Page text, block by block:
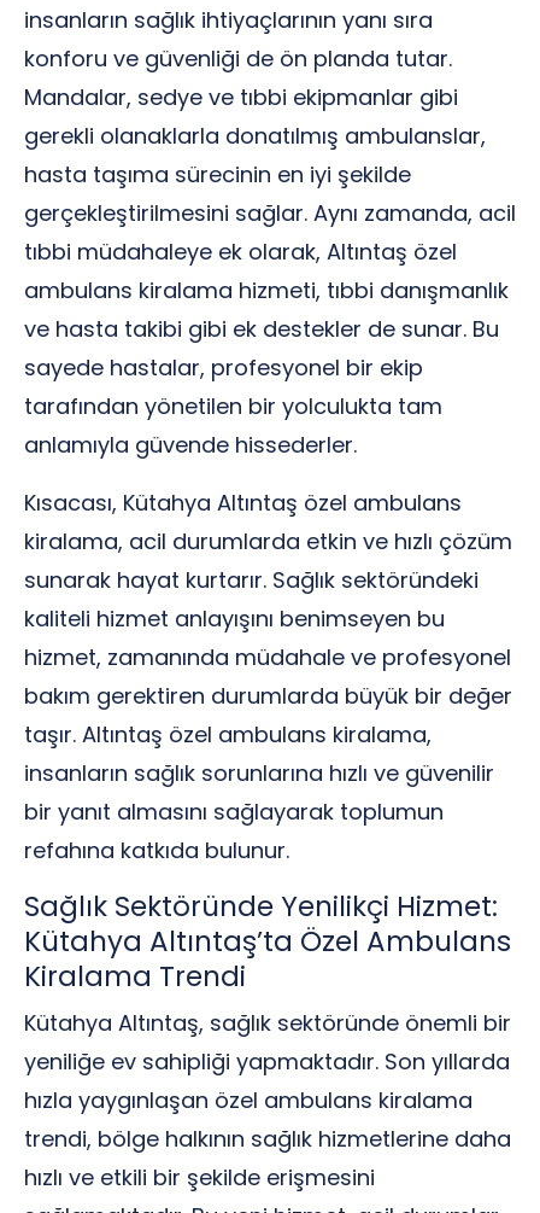
insanların sağlık ihtiyaçlarının yanı sıra
konforu ve güvenliği de ön planda tutar.
Mandalar, sedye ve tıbbi ekipmanlar gibi
gerekli olanaklarla donatılmış ambulanslar,
hasta taşıma sürecinin en iyi şekilde
gerçekleştirilmesini sağlar. Aynı zamanda, acil
tıbbi müdahaleye ek olarak, Altıntaş özel
ambulans kiralama hizmeti, tıbbi danışmanlık
ve hasta takibi gibi ek destekler de sunar. Bu
sayede hastalar, profesyonel bir ekip
tarafından yönetilen bir yolculukta tam
anlamıyla güvende hissederler.
Kısacası, Kütahya Altıntaş özel ambulans
kiralama, acil durumlarda etkin ve hızlı çözüm
sunarak hayat kurtarır. Sağlık sektöründeki
kaliteli hizmet anlayışını benimseyen bu
hizmet, zamanında müdahale ve profesyonel
bakım gerektiren durumlarda büyük bir değer
taşır. Altıntaş özel ambulans kiralama,
insanların sağlık sorunlarına hızlı ve güvenilir
bir yanıt almasını sağlayarak toplumun
refahına katkıda bulunur.
Sağlık Sektöründe Yenilikçi Hizmet:
Kütahya Altıntaş’ta Özel Ambulans
Kiralama Trendi
Kütahya Altıntaş, sağlık sektöründe önemli bir
yeniliğe ev sahipliği yapmaktadır. Son yıllarda
hızla yaygınlaşan özel ambulans kiralama
trendi, bölge halkının sağlık hizmetlerine daha
hızlı ve etkili bir şekilde erişmesini